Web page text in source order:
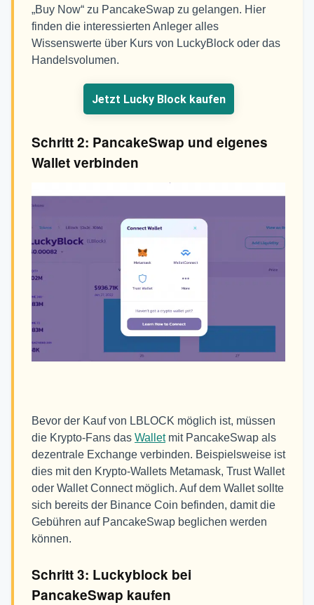
„Buy Now“ zu PancakeSwap zu gelangen. Hier
finden die interessierten Anleger alles
Wissenswerte über Kurs von LuckyBlock oder das
Handelsvolumen.
Jetzt Lucky Block kaufen
Schritt 2: PancakeSwap und eigenes
Wallet verbinden
Bevor der Kauf von LBLOCK möglich ist, müssen
die Krypto-Fans das Walletmit PancakeSwap als
dezentrale Exchange verbinden. Beispielsweise ist
dies mit den Krypto-Wallets Metamask, Trust Wallet
oder Wallet Connect möglich. Auf dem Wallet sollte
sich bereits der Binance Coin befinden, damit die
Gebühren auf PancakeSwap beglichen werden
können.
Schritt 3: Luckyblock bei
PancakeSwap kaufen